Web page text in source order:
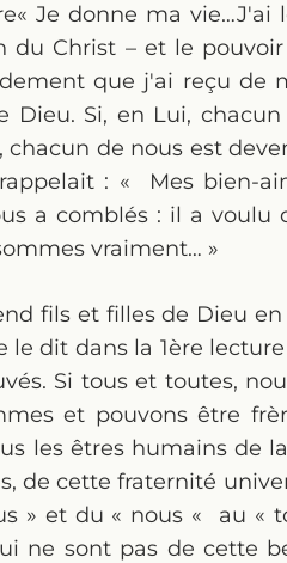
Je donne ma vie…J'ai
du Christ – et le
que j'ai reçu de
Dieu. Si, en Lui,
chacun de nous est
: « Mes bien-
a comblés : il a voulu
vraiment… »
fils et filles de Dieu
le dit dans la 1ère
Si tous et toutes,
et pouvons être
les êtres humains de
de cette fraternité
» et du « nous « au «
ne sont pas de cette